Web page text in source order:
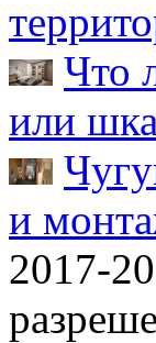
Что
или
и
2017-